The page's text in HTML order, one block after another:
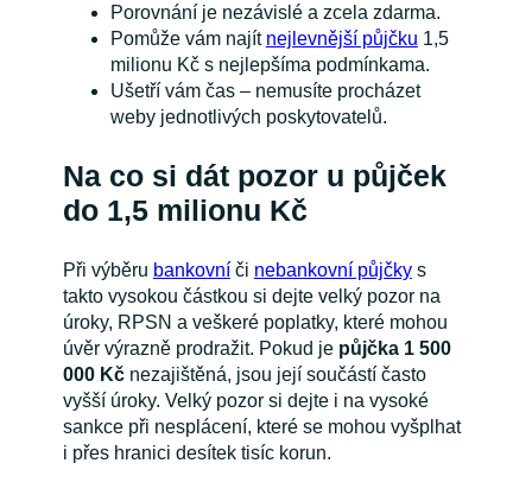
Porovnání je nezávislé a zcela zdarma.
Pomůže vám najít nejlevnější půjčku 1,5
milionu Kč s nejlepšíma podmínkama.
Ušetří vám čas – nemusíte procházet
weby jednotlivých poskytovatelů.
Na co si dát pozor u půjček
do 1,5 milionu Kč
Při výběru bankovníči nebankovní půjčkys
takto vysokou částkou si dejte velký pozor na
úroky, RPSN a veškeré poplatky, které mohou
úvěr výrazně prodražit. Pokud je půjčka 1 500
000 Kčnezajištěná, jsou její součástí často
vyšší úroky. Velký pozor si dejte i na vysoké
sankce při nesplácení, které se mohou vyšplhat
i přes hranici desítek tisíc korun.